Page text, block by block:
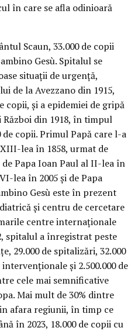
în care se afla odinioară
Scaun, 33.000 de copii
Gesù. Spitalul se
situații de urgență,
de la Avezzano din 1915,
copii, și a epidemiei de gripă
din 1918, în timpul
copii. Primul Papă care l-a
lea în 1858, urmat de
Papa Ioan Paul al II-lea în
lea în 2005 și de Papa
Gesù este în prezent
și centru de cercetare
centre internaționale
spitalul a înregistrat peste
29.000 de spitalizări, 32.000
și 2.500.000 de
cele mai semnificative
Mai mult de 30% dintre
afara regiunii, în timp ce
în 2023, 18.000 de copii cu